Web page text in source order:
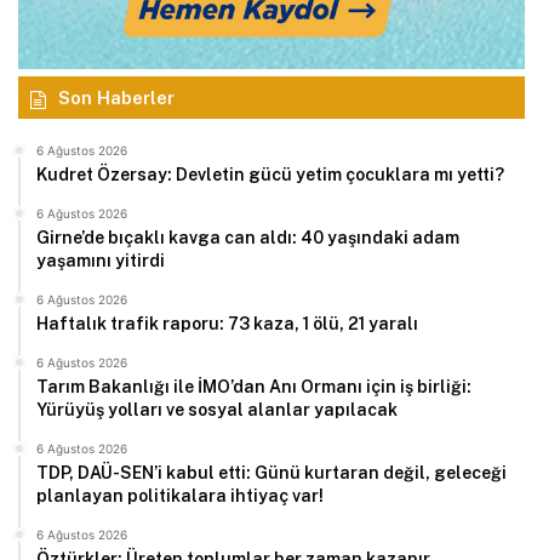
Son Haberler
6 Ağustos 2026
Kudret Özersay: Devletin gücü yetim çocuklara mı yetti?
6 Ağustos 2026
Girne’de bıçaklı kavga can aldı: 40 yaşındaki adam
yaşamını yitirdi
6 Ağustos 2026
Haftalık trafik raporu: 73 kaza, 1 ölü, 21 yaralı
6 Ağustos 2026
Tarım Bakanlığı ile İMO’dan Anı Ormanı için iş birliği:
Yürüyüş yolları ve sosyal alanlar yapılacak
6 Ağustos 2026
TDP, DAÜ-SEN’i kabul etti: Günü kurtaran değil, geleceği
planlayan politikalara ihtiyaç var!
6 Ağustos 2026